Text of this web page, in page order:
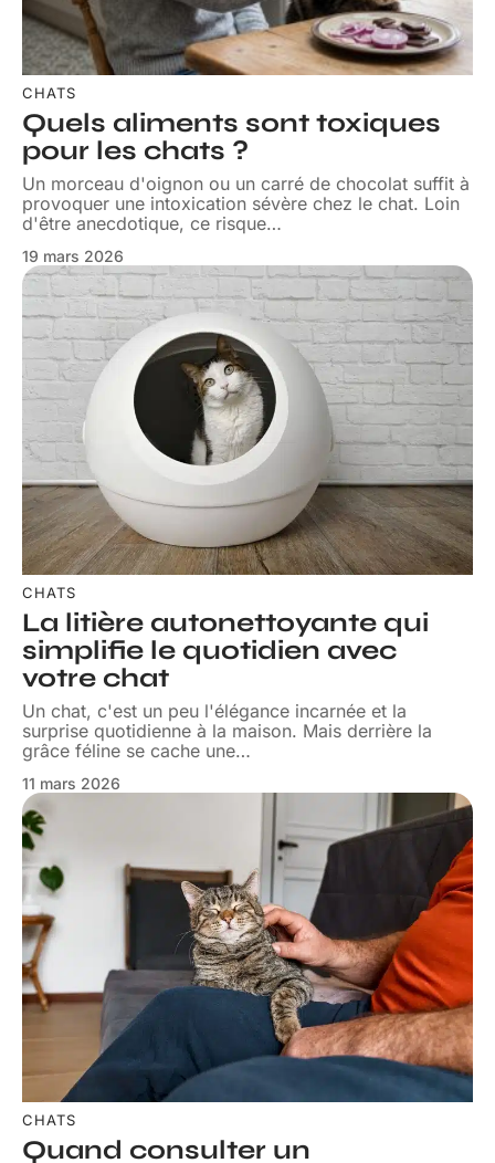
CHATS
Quels aliments sont toxiques
pour les chats ?
Un morceau d'oignon ou un carré de chocolat suffit à
provoquer une intoxication sévère chez le chat. Loin
d'être anecdotique, ce risque…
19 mars 2026
CHATS
La litière autonettoyante qui
simplifie le quotidien avec
votre chat
Un chat, c'est un peu l'élégance incarnée et la
surprise quotidienne à la maison. Mais derrière la
grâce féline se cache une…
11 mars 2026
CHATS
Quand consulter un